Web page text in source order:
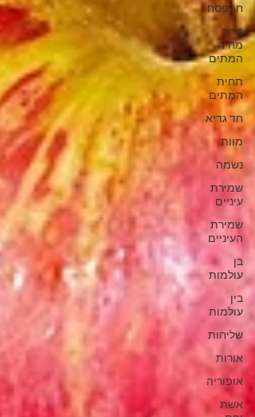
חג פסח
ברוך
מחיה
המתים
תחית
המתים
חד גדיא
מוות
נשמה
שמירת
עיניים
שמירת
העיניים
בן
עולמות
בין
עולמות
שליחות
אורות
אופוריה
אשת